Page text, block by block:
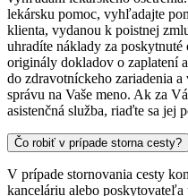
lekársku pomoc, vyhľadajte
klienta, vydanou k poistnej
uhradíte náklady za
originály dokladov o zaplatení
do zdravotníckeho zariadenia
správu na Vaše meno. Ak za
asistenčná služba, riaďte sa jej
Čo robiť v prípade storna cesty?
V prípade stornovania cesty
kanceláriu alebo